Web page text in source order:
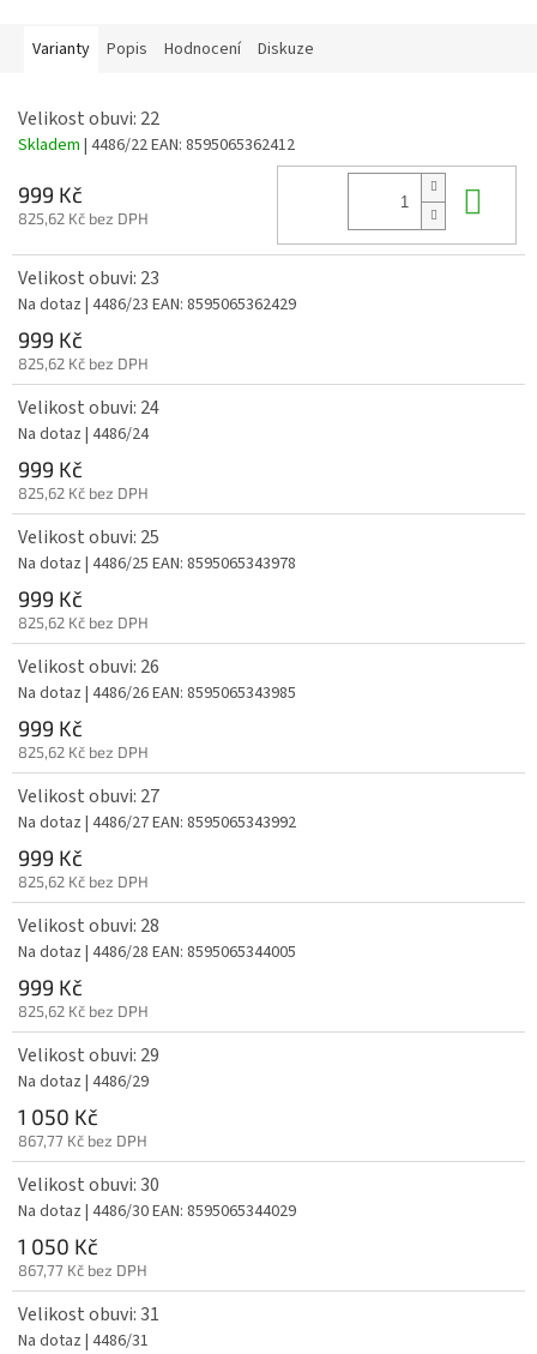
Varianty Popis Hodnocení Diskuze
Velikost obuvi: 22
Skladem | 4486/22EAN: 8595065362412
999 Kč
825,62 Kč bez DPH
Velikost obuvi: 23
Na dotaz | 4486/23 EAN: 8595065362429
999 Kč
825,62 Kč bez DPH
Velikost obuvi: 24
Na dotaz | 4486/24
999 Kč
825,62 Kč bez DPH
Velikost obuvi: 25
Na dotaz | 4486/25 EAN: 8595065343978
999 Kč
825,62 Kč bez DPH
Velikost obuvi: 26
Na dotaz | 4486/26EAN: 8595065343985
999 Kč
825,62 Kč bez DPH
Velikost obuvi: 27
Na dotaz | 4486/27EAN: 8595065343992
999 Kč
825,62 Kč bez DPH
Velikost obuvi: 28
Na dotaz | 4486/28 EAN: 8595065344005
999 Kč
825,62 Kč bez DPH
Velikost obuvi: 29
Na dotaz | 4486/29
1 050 Kč
867,77 Kč bez DPH
Velikost obuvi: 30
Na dotaz | 4486/30EAN: 8595065344029
1 050 Kč
867,77 Kč bez DPH
Velikost obuvi: 31
Na dotaz | 4486/31